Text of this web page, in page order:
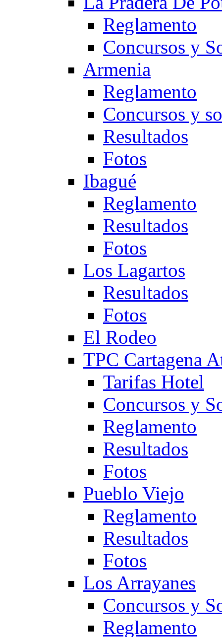
Reglamento
Concursos y
Armenia
Reglamento
Concursos y
Resultados
Fotos
Ibagué
Reglamento
Resultados
Fotos
Los Lagartos
Resultados
Fotos
El Rodeo
TPC Cartagena
Tarifas Hotel
Concursos y
Reglamento
Resultados
Fotos
Pueblo Viejo
Reglamento
Resultados
Fotos
Los Arrayanes
Concursos y
Reglamento